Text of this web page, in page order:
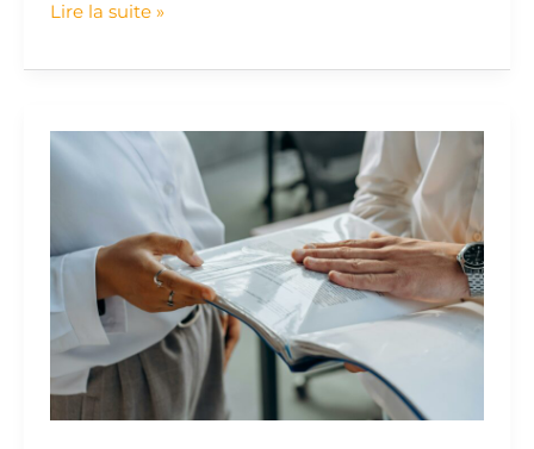
Lire la suite »
La
sécurité
:
Mode
d’emploi